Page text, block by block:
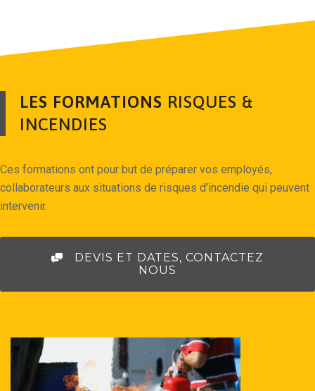
LES FORMATIONS RISQUES &
INCENDIES
Ces formations ont pour but de préparer vos employés,
collaborateurs aux situations de risques d’incendie qui peuvent
intervenir.
DEVIS ET DATES, CONTACTEZ
NOUS